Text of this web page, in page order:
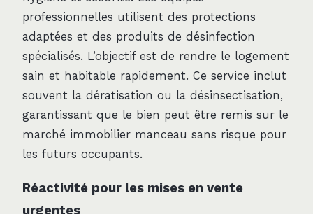
professionnelles utilisent des protections
adaptées et des produits de désinfection
spécialisés. L’objectif est de rendre le logement
sain et habitable rapidement. Ce service inclut
souvent la dératisation ou la désinsectisation,
garantissant que le bien peut être remis sur le
marché immobilier manceau sans risque pour
les futurs occupants.
Réactivité pour les mises en vente
urgentes